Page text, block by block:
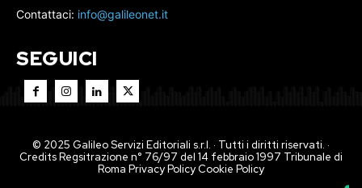
Contattaci: info@galileonet.it
SEGUICI
© 2025 Galileo Servizi Editoriali s.r.l. · Tutti i diritti riservati. ·
Credits Regsitrazione n° 76/97 del 14 febbraio 1997 Tribunale di
Roma Privacy PolicyCookie Policy